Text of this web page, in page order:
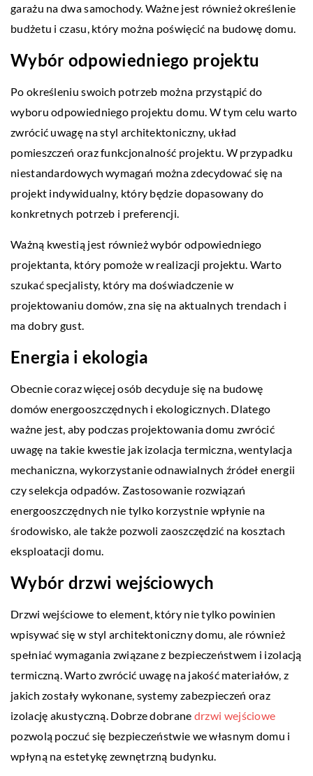
garażu na dwa samochody. Ważne jest również określenie
budżetu i czasu, który można poświęcić na budowę domu.
Wybór odpowiedniego projektu
Po określeniu swoich potrzeb można przystąpić do
wyboru odpowiedniego projektu domu. W tym celu warto
zwrócić uwagę na styl architektoniczny, układ
pomieszczeń oraz funkcjonalność projektu. W przypadku
niestandardowych wymagań można zdecydować się na
projekt indywidualny, który będzie dopasowany do
konkretnych potrzeb i preferencji.
Ważną kwestią jest również wybór odpowiedniego
projektanta, który pomoże w realizacji projektu. Warto
szukać specjalisty, który ma doświadczenie w
projektowaniu domów, zna się na aktualnych trendach i
ma dobry gust.
Energia i ekologia
Obecnie coraz więcej osób decyduje się na budowę
domów energooszczędnych i ekologicznych. Dlatego
ważne jest, aby podczas projektowania domu zwrócić
uwagę na takie kwestie jak izolacja termiczna, wentylacja
mechaniczna, wykorzystanie odnawialnych źródeł energii
czy selekcja odpadów. Zastosowanie rozwiązań
energooszczędnych nie tylko korzystnie wpłynie na
środowisko, ale także pozwoli zaoszczędzić na kosztach
eksploatacji domu.
Wybór drzwi wejściowych
Drzwi wejściowe to element, który nie tylko powinien
wpisywać się w styl architektoniczny domu, ale również
spełniać wymagania związane z bezpieczeństwem i izolacją
termiczną. Warto zwrócić uwagę na jakość materiałów, z
jakich zostały wykonane, systemy zabezpieczeń oraz
izolację akustyczną. Dobrze dobrane drzwi wejściowe
pozwolą poczuć się bezpieczeństwie we własnym domu i
wpłyną na estetykę zewnętrzną budynku.